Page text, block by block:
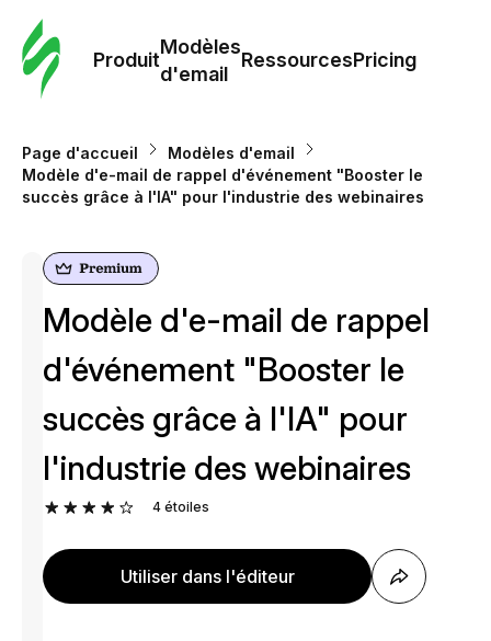
Produit
Modèles
d'email
RessourcesPricing
Page d'accueil
Modèles d'email
Modèle d'e-mail de rappel d'événement "Booster le
succès grâce à l'IA" pour l'industrie des webinaires
Modèle d'e-mail de rappel
d'événement "Booster le
succès grâce à l'IA" pour
l'industrie des webinaires
4 étoiles
Utiliser dans l'éditeur